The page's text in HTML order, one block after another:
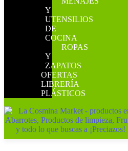
Y
UTENSILIOS
DE
COCINA
ROPAS
Y
ZAPATOS
OFERTAS
LIBRERÍA
PLÁSTICOS